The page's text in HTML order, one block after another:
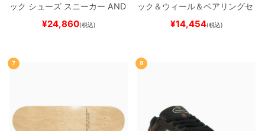
ック シューズ スニーカー AND
REW REYNOLDS 933
BLACK/NAVYスケートボ
¥24,860(税込)
ック＆ウィール＆ベアリングセ
（クルーザー用）
ボード スケボー
¥14,454(税込)
7 8